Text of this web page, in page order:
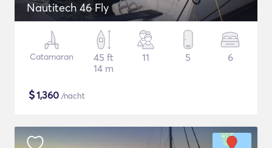
Nautitech 46 Fly
Catamaran
45 ft
14 m
11 5 6
$1,360 /nacht